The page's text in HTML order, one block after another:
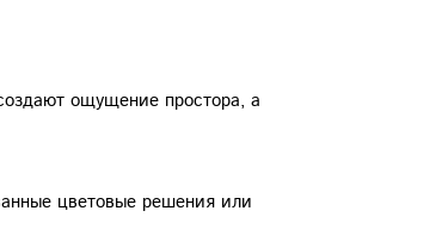
ощущение простора, а
цветовые решения или